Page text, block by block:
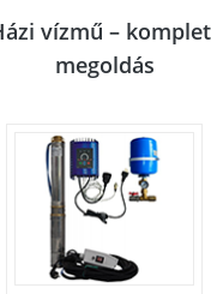
vízmű –
megoldás